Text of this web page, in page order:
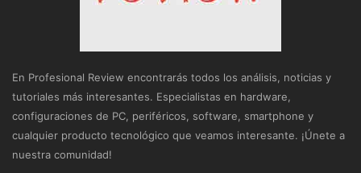
En Profesional Review encontrarás todos los análisis, noticias y
tutoriales más interesantes. Especialistas en hardware,
configuraciones de PC, periféricos, software, smartphone y
cualquier producto tecnológico que veamos interesante. ¡Únete a
nuestra comunidad!